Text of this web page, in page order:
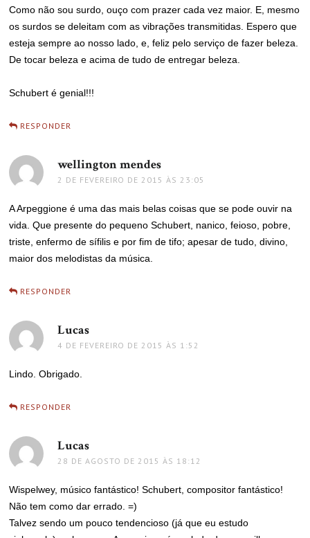
Como não sou surdo, ouço com prazer cada vez maior. E, mesmo
os surdos se deleitam com as vibrações transmitidas. Espero que
esteja sempre ao nosso lado, e, feliz pelo serviço de fazer beleza.
De tocar beleza e acima de tudo de entregar beleza.
Schubert é genial!!!
RESPONDER
wellington mendes
2 DE FEVEREIRO DE 2015 ÀS 23:05
A Arpeggione é uma das mais belas coisas que se pode ouvir na
vida. Que presente do pequeno Schubert, nanico, feioso, pobre,
triste, enfermo de sífilis e por fim de tifo; apesar de tudo, divino,
maior dos melodistas da música.
RESPONDER
Lucas
4 DE FEVEREIRO DE 2015 ÀS 1:52
Lindo. Obrigado.
RESPONDER
Lucas
28 DE AGOSTO DE 2015 ÀS 18:12
Wispelwey, músico fantástico! Schubert, compositor fantástico!
Não tem como dar errado. =)
Talvez sendo um pouco tendencioso (já que eu estudo